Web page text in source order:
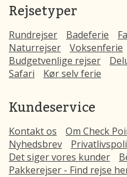
Rejsetyper
Rundrejser Badeferie
Naturrejser
Voksenferie
Budgetvenlige rejser
Safari
Kør selv ferie
Kundeservice
Kontakt os Om Check
Nyhedsbrev
Det siger vores kunder
Pakkerejser - Find rejse